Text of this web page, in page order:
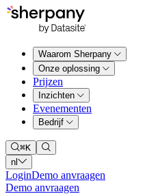
Waarom Sherpany
Onze oplossing
Prijzen
Inzichten
Evenementen
Bedrijf
⌘K
nl
LoginDemo anvraagen
Demo anvraagen